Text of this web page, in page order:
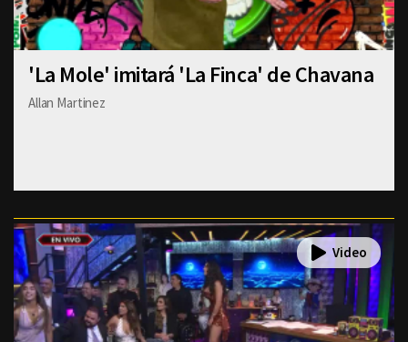
'La Mole' imitará 'La Finca' de Chavana
Allan Martinez